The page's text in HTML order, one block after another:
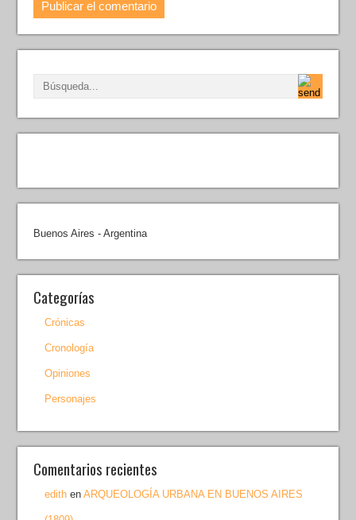
Buenos Aires - Argentina
Categorías
Crónicas
Cronología
Opiniones
Personajes
Comentarios recientes
edith enARQUEOLOGÍA URBANA EN BUENOS AIRES